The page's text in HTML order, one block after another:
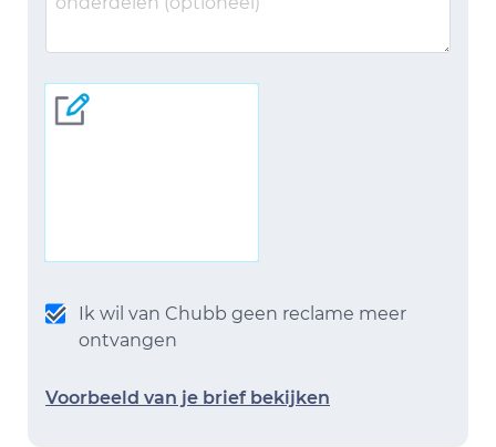
Ik wil van Chubb geen reclame meer
ontvangen
Voorbeeld van je brief bekijken